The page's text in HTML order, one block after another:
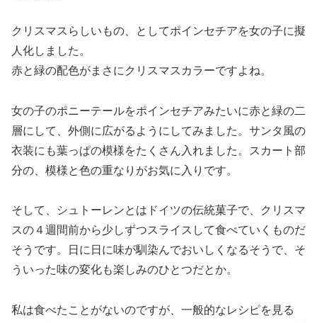
クリスマスらしいもの、としてポインセチアを女の子に擬
人化しました。
赤と緑の配色がまさにクリスマスカラーですよね。
女の子のポニーテールをポインセチアみたいに赤と緑の二
層にして、外側に広がるようにしてみました。サンタ風の
衣装にも葉っぱの模様をたくさん入れました。スカート部
分の、模様と色の重なりがお気に入りです。
そして、シュトーレンとはドイツの伝統菓子で、クリスマ
スの４週間前から少しずつスライスして食べていくものだ
そうです。日に日に味が馴染んでおいしくなるそうで、そ
ういった味の変化も楽しみのひとつだとか。
私は食べたことがないのですが、一般的なレシピを見る